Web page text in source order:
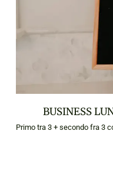
Primo tra 3 + secondo fra 3 con contorno, 1/2 acqua + 1/4 vino e caffe